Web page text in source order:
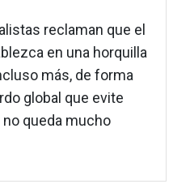
reclaman que el
en una horquilla
más, de forma
global que evite
queda mucho